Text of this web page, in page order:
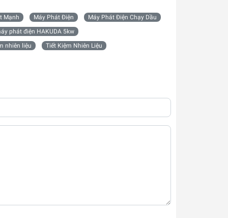
Mạnh Máy Phát Điện
Máy Phát Điện Chạy Dầu
phát điện HAKUDA 5kw
nhiên liệu
Tiết Kiệm Nhiên Liệu